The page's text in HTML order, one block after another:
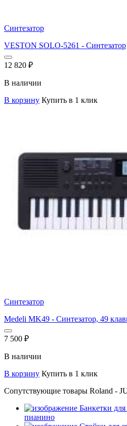
Синтезатор
VESTON SOLO-5261 - Синтезатор
12 820 ₽
В наличии
В корзину Купить в 1 клик
Синтезатор
Medeli MK49 - Синтезатор, 49
7 500 ₽
В наличии
В корзину Купить в 1 клик
Сопутствующие товары Roland -
пианино